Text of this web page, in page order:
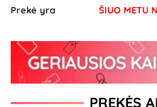
Prekė yra ŠIUO METU
PREKĖS